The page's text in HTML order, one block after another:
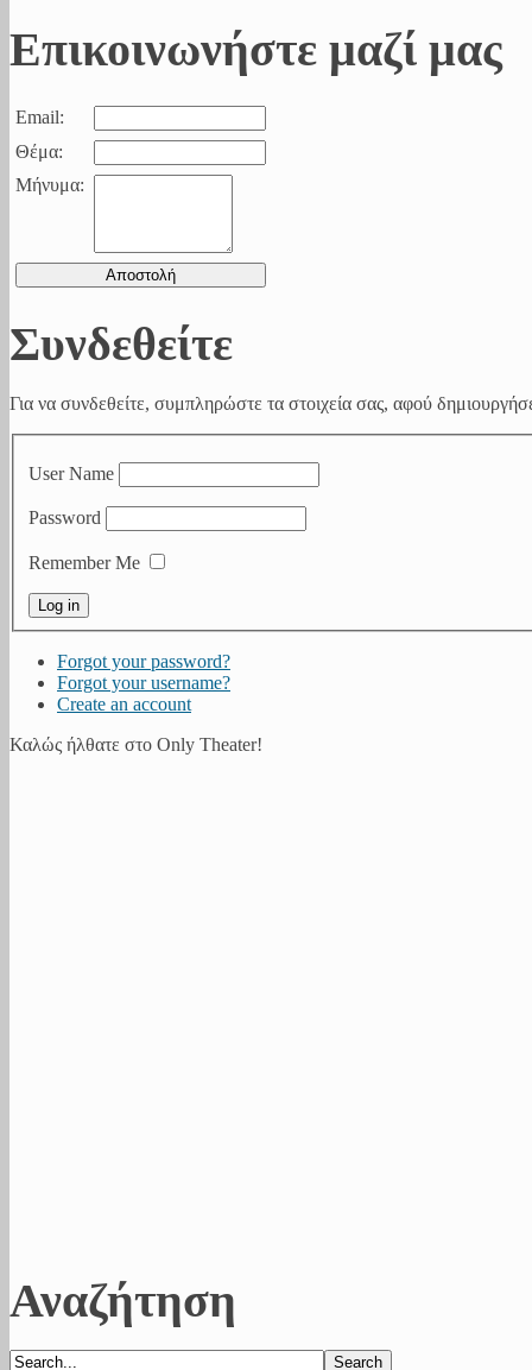
Επικοινωνήστε μαζί μας
Email:
Θέμα:
Μήνυμα:
Συνδεθείτε
Για να συνδεθείτε, συμπληρώστε τα στοιχεία σας, αφού
User Name
Password
Remember Me
Forgot your password?
Forgot your username?
Create an account
Καλώς ήλθατε στο Only Theater!
Αναζήτηση